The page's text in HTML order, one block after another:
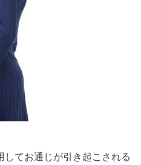
してお通じが引き起こされる